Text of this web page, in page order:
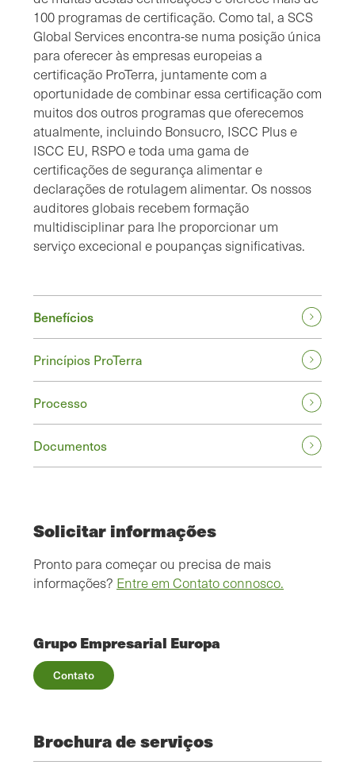
100 programas de certificação. Como tal, a SCS
Global Services encontra-se numa posição única
para oferecer às empresas europeias a
certificação ProTerra, juntamente com a
oportunidade de combinar essa certificação com
muitos dos outros programas que oferecemos
atualmente, incluindo Bonsucro, ISCC Plus e
ISCC EU, RSPO e toda uma gama de
certificações de segurança alimentar e
declarações de rotulagem alimentar. Os nossos
auditores globais recebem formação
multidisciplinar para lhe proporcionar um
serviço excecional e poupanças significativas.
Benefícios
Princípios ProTerra
Processo
Documentos
Solicitar informações
Pronto para começar ou precisa de mais
informações? Entre em Contato connosco.
Grupo Empresarial Europa
Contato
Brochura de serviços